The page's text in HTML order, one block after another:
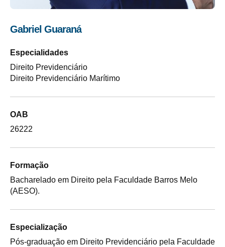
Gabriel Guaraná
Especialidades
Direito Previdenciário
Direito Previdenciário Marítimo
OAB
26222
Formação
Bacharelado em Direito pela Faculdade Barros Melo
(AESO).
Especialização
Pós-graduação em Direito Previdenciário pela Faculdade